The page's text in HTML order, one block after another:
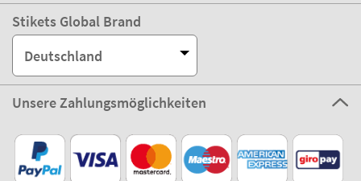
Stikets Global Brand
Deutschland
Unsere Zahlungsmöglichkeiten